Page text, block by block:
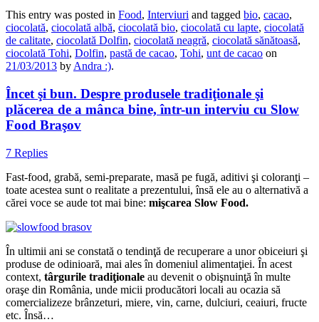
This entry was posted in Food, Interviuri and tagged bio, cacao,
ciocolată, ciocolată albă, ciocolată bio, ciocolată cu lapte, ciocolată
de calitate, ciocolată Dolfin, ciocolată neagră, ciocolată sănătoasă,
ciocolată Tohi, Dolfin, pastă de cacao, Tohi, unt de cacao on
21/03/2013 by Andra :).
Încet şi bun. Despre produsele tradiţionale şi
plăcerea de a mânca bine, într-un interviu cu Slow
Food Braşov
7 Replies
Fast-food, grabă, semi-preparate, masă pe fugă, aditivi şi coloranţi –
toate acestea sunt o realitate a prezentului, însă ele au o alternativă a
cărei voce se aude tot mai bine: mişcarea Slow Food.
În ultimii ani se constată o tendinţă de recuperare a unor obiceiuri şi
produse de odinioară, mai ales în domeniul alimentaţiei. În acest
context, târgurile tradiţionale au devenit o obişnuinţă în multe
oraşe din România, unde micii producători locali au ocazia să
comercializeze brânzeturi, miere, vin, carne, dulciuri, ceaiuri, fructe
etc. Însă…